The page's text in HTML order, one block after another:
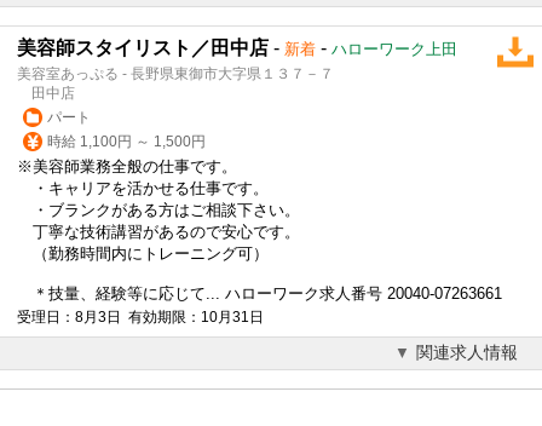
美容師スタイリスト／田中店 - 新着 - ハローワーク上田
美容室あっぷる - 長野県東御市大字県１３７－７
田中店
パート
時給 1,100円 ～ 1,500円
※美容師業務全般の仕事です。
・キャリアを活かせる仕事です。
・ブランクがある方はご相談下さい。
丁寧な技術講習があるので安心です。
（勤務時間内にトレーニング可）
＊技量、経験等に応じて... ハローワーク求人番号 20040-07263661
受理日：8月3日 有効期限：10月31日
関連求人情報